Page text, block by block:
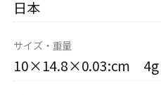
日本
サイズ・重量
10×14.8×0.03:cm 4g